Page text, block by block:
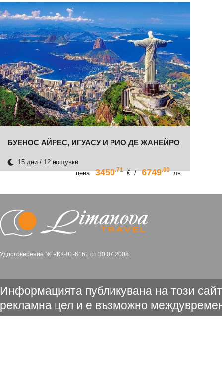
БУЕНОС АЙРЕС, ИГУАСУ И РИО ДЕ ЖАНЕЙРО
15 дни / 12 нощувки
цена: 3450 .71 € / 6749 .00 лв.
Удостоверение № РКК-01-6161 от 30.07.2008
Информацията публикувана на този
рекламна цел и е възможно
промени. Съгласно чл.80 от ЗТ